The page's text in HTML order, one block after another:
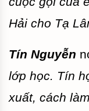
Hải cho Tạ
Tín Nguyễn
lớp học. Tín
xuất, cách